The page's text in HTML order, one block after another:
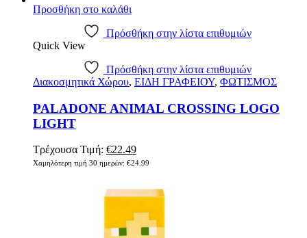
Προσθήκη στο καλάθι
Πρόσθήκη στην λίστα επιθυμιών
Quick View
Πρόσθήκη στην λίστα επιθυμιών
Διακοσμητικά Χώρου, ΕΙΔΗ ΓΡΑΦΕΙΟΥ, ΦΩΤΙΣΜΟΣ
PALADONE ANIMAL CROSSING LOGO
LIGHT
Τρέχουσα Τιμή: Original
price
€22.49Η
τρέχουσα
€22.49.
Χαμηλότερη τιμή 30 ημερών: €24.99